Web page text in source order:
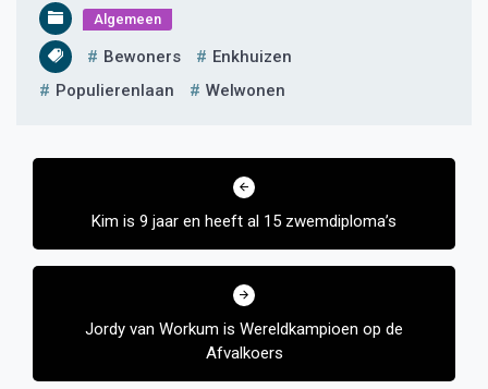
Algemeen
Bewoners
Enkhuizen
Populierenlaan
Welwonen
Bericht
Kim is 9 jaar en heeft al 15 zwemdiploma’s
Jordy van Workum is Wereldkampioen op de
Afvalkoers